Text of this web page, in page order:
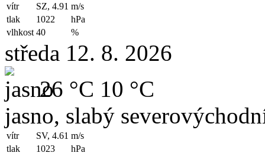
vítr SZ, 4.91 m/s
tlak
1022
hPa
vlhkost 40 %
středa 12. 8. 2026
26 °C 10 °C
jasno, slabý
vítr SV, 4.61 m/s
tlak
1023
hPa